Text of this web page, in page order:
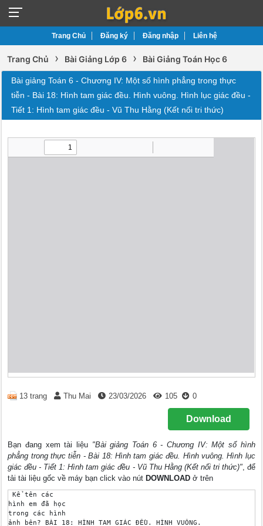
Trang Chủ Đăng ký Đăng nhập Liên hệ
Trang Chủ › Bài Giảng Lớp 6 › Bài Giảng Toán Học 6
Bài giảng Toán 6 - Chương IV: Một số hình phẳng trong thực
tiễn - Bài 18: Hình tam giác đều. Hình vuông. Hình lục giác đều -
Tiết 1: Hình tam giác đều - Vũ Thu Hằng (Kết nối tri thức)
13 trang Thu Mai 23/03/2026 105 0
Download
Bạn đang xem tài liệu "Bài giảng Toán 6 - Chương IV: Một số hình
phẳng trong thực tiễn - Bài 18: Hình tam giác đều. Hình vuông. Hình lục
giác đều - Tiết 1: Hình tam giác đều - Vũ Thu Hằng (Kết nối tri thức)", để
tải tài liệu gốc về máy bạn click vào nút DOWNLOAD ở trên
Kể tên các
hình em đã học
trong các hình
ảnh bên? BÀI 18: HÌNH TAM GIÁC ĐỀU. HÌNH VUÔNG.